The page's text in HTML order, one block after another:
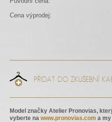
Cena výprodej:
PŘIDAT DO ZKUŠEBNÍ
Model značky Atelier Pronovias,
vyberte na www.pronovias.com a